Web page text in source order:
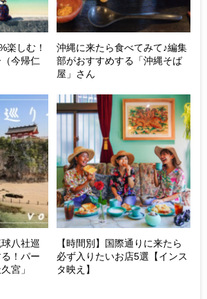
楽しむ！
今帰仁
沖縄に来たら食べてみて♪編集
部がおすすめする「沖縄そば
屋」さん
球八社巡
！パー
宮」
【時間別】国際通りに来たら
必ず入りたいお店5選【インス
タ映え】